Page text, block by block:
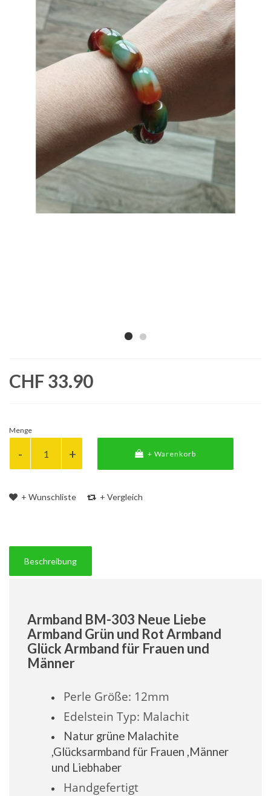
CHF 33.90
Menge
+ Warenkorb
+ Wunschliste + Vergleich
Beschreibung
Armband BM-303 Neue Liebe
Armband Grün und Rot Armband
Glück Armband für Frauen und
Männer
Perle Größe: 12mm
Edelstein Typ: Malachit
Natur grüne Malachite
,Glücksarmband für Frauen ,Männer
und Liebhaber
Handgefertigt